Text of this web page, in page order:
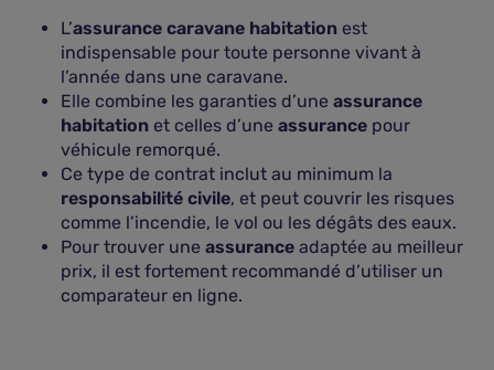
L’assurance caravane habitation est
indispensable pour toute personne vivant à
l’année dans une caravane.
Elle combine les garanties d’une assurance
habitation et celles d’une assurance pour
véhicule remorqué.
Ce type de contrat inclut au minimum la
responsabilité civile, et peut couvrir les risques
comme l’incendie, le vol ou les dégâts des eaux.
Pour trouver une assurance adaptée au meilleur
prix, il est fortement recommandé d’utiliser un
comparateur en ligne.